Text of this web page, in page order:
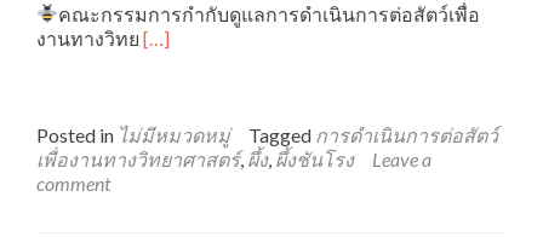
คณะกรรมการกำกับดูแลการดำเนินการต่อสัตว์เพื่อ
งานทางวิทย Read
ประชาสัมพันธ์
[…]
Posted in ไม่มีหมวดหมู่ Tagged การดำเนินการต่อสัตว์
เพื่องานทางวิทยาศาสตร์, ผึ้ง, ผึ้งชันโรง
Leave a
comment